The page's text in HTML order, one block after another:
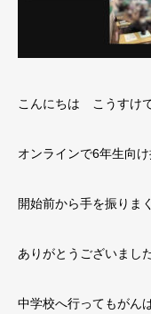
こんにちは こうすけ
オンラインで6年生向
開始前から手を振りま
ありがとうございまし
中学校へ行ってもがん